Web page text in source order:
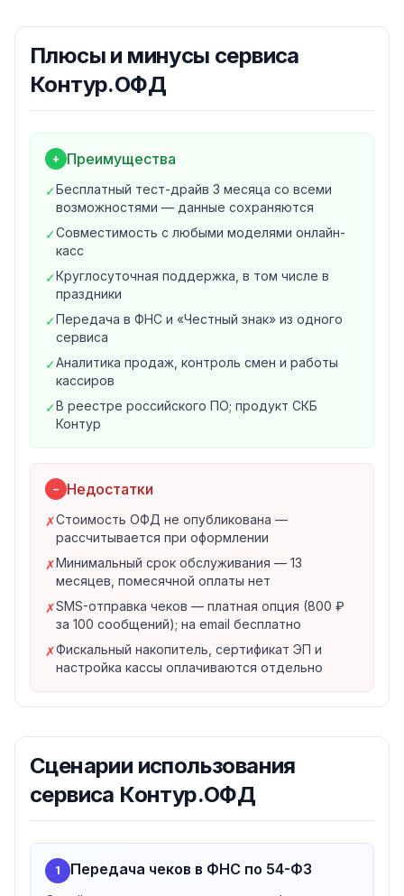
Контроль продаж
Аналитика выручки, возвратов и среднего чека,
статистика по сменам
период
Время открытия и закрытия смен для контроля
работы кассиров
Уведомления о работе касс и сроке действия ФН по
телефону и почте
Управление кассами
Регистрация и снятие кассы с учёта без визита в
инспекцию ФНС
Многопользовательский режим с разграничением
прав доступа сотрудников
Мобильное приложение для контроля касс со
смартфона
Для крупного бизнеса и арендодателей
Через ОФД API данные со всех касс компании
выгружаются в учётную систему, чтобы вести учёт в
одном окне. Арендодателям сервис показывает
фактические обороты арендаторов — это помогает
оценивать их эффективность и рассчитывать
арендную плату.
Для старта нужно заполнить реквизиты плательщика
и оплатить обслуживание — счётом, банковской
картой, через СБП или по QR-коду. Сразу после
оплаты на почту приходит инструкция по началу
работы. Сервис интегрируется с другими
кассовой программой и удостоверяющим центром
Новым пользователям доступны все возможности
ОФД Контура бесплатно на 3 месяца. После
Плюсы и минусы сервиса
Контур.ОФД
+ Преимущества
✓Бесплатный тест-драйв 3 месяца со всеми
возможностями — данные сохраняются
✓Совместимость с любыми моделями онлайн-
касс
✓Круглосуточная поддержка, в том числе в
праздники
✓Передача в ФНС и «Честный знак» из одного
сервиса
✓Аналитика продаж, контроль смен и работы
кассиров
✓В реестре российского ПО; продукт СКБ
Контур
− Недостатки
✗Стоимость ОФД не опубликована —
рассчитывается при оформлении
✗Минимальный срок обслуживания — 13
месяцев, помесячной оплаты нет
✗SMS-отправка чеков — платная опция (800 ₽
за 100 сообщений); на email бесплатно
✗Фискальный накопитель, сертификат ЭП и
настройка кассы оплачиваются отдельно
Сценарии использования
сервиса Контур.ОФД
1 Передача чеков в ФНС по 54-ФЗ